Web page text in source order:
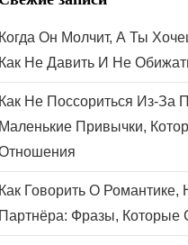
Когда Он Молчит, А Ты
Как Не Давить И Не
Как Не Поссориться Из‑за
Маленькие Привычки,
Как Говорить О
Партнёра: Фразы, Которые